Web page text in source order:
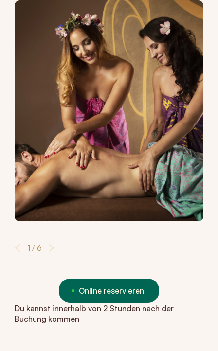
1 / 6
Online reservieren
Du kannst innerhalb von 2 Stunden nach der
Buchung kommen